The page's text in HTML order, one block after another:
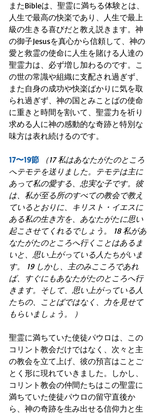
またBibleは、聖霊に満ちる体験とは、
人生で最高の快楽であり、人生で最上
級の生きる喜びだと教え説きます。神
の御子Jesusを真心から信頼して、神の
愛と救霊の使命に人生を賭ける人達の
聖霊力は、必ず増し加わるのです。こ
の世の常識や組織に支配され過ぎず、
また自身の成功や快楽ばかりに気を取
られ過ぎず、神の国とみことばの使命
に重きと時間を割いて、聖霊力を祈り
求める人に神の感動的な奇跡と特別な
味方は表れ続けるのです。
17〜19節
（17 私はあなたがたのところ
へテモテを送りました。テモテは主に
あって私の愛する、忠実な子です。彼
は、私が至る所のすべての教会で教え
ているとおりに、キリスト・イエスに
ある私の生き方を、あなたがたに思い
起こさせてくれるでしょう。 18 私があ
なたがたのところへ行くことはあるま
いと、思い上がっている人たちがいま
す。 19 しかし、主のみこころであれ
ば、すぐにもあなたがたのところへ行
きます。そして、思い上がっている人
たちの、ことばではなく、力を見せて
もらいましょう。 ）
聖霊に満ちていた使徒パウロは、この
コリント教会だけではなく、次々と主
の教会を立て上げ、彼の預言はことご
とく形に現れていきました。しかし、
コリント教会の仲間たちはこの聖霊に
満ちていた使徒パウロの留守直後か
ら、神の奇跡を生み出せる信仰力と生